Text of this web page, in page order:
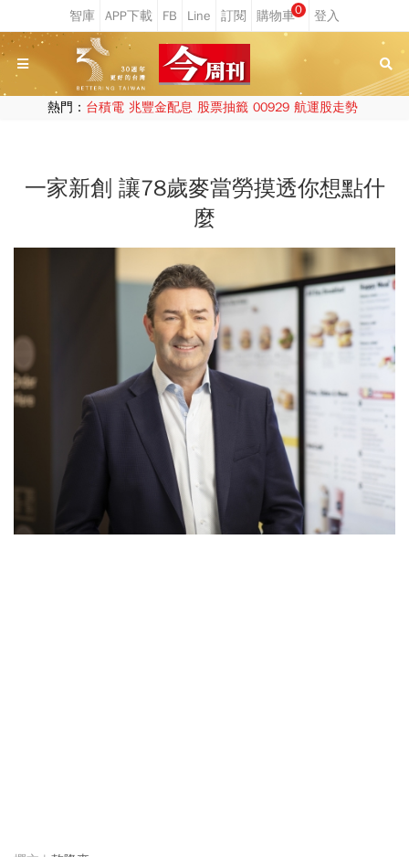
0
熱門： 台積電 兆豐金配息 股票抽籤 00929 航運股走勢
一家新創 讓78歲麥當勞摸透你想點什
麼